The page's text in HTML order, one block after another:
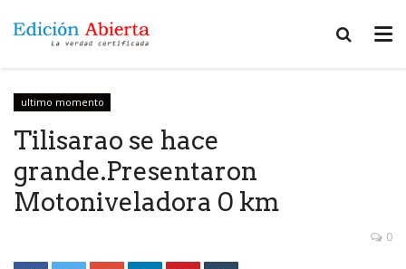
ultimo momento
Tilisarao se hace
grande.Presentaron
Motoniveladora 0 km
0